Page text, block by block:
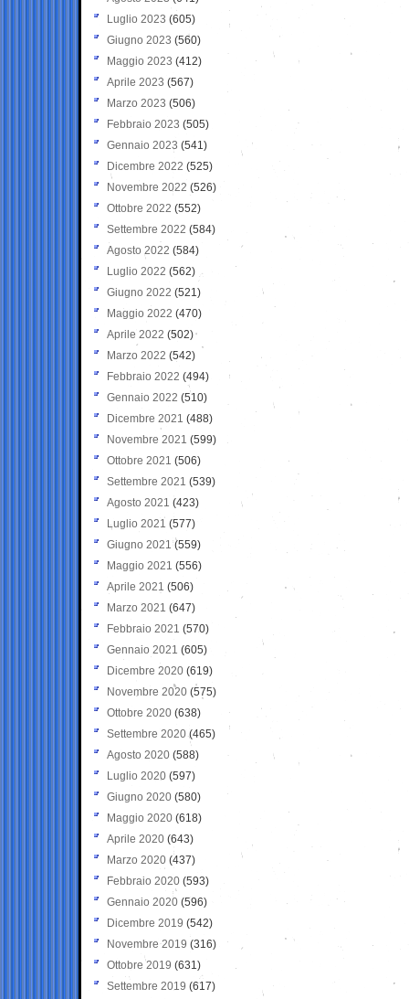
Luglio 2023 (605)
Giugno 2023 (560)
Maggio 2023 (412)
Aprile 2023 (567)
Marzo 2023 (506)
Febbraio 2023 (505)
Gennaio 2023 (541)
Dicembre 2022 (525)
Novembre 2022 (526)
Ottobre 2022 (552)
Settembre 2022 (584)
Agosto 2022 (584)
Luglio 2022 (562)
Giugno 2022 (521)
Maggio 2022 (470)
Aprile 2022 (502)
Marzo 2022 (542)
Febbraio 2022 (494)
Gennaio 2022 (510)
Dicembre 2021 (488)
Novembre 2021 (599)
Ottobre 2021 (506)
Settembre 2021 (539)
Agosto 2021 (423)
Luglio 2021 (577)
Giugno 2021(559)
Maggio 2021 (556)
Aprile 2021 (506)
Marzo 2021 (647)
Febbraio 2021 (570)
Gennaio 2021 (605)
Dicembre 2020 (619)
Novembre 2020 (575)
Ottobre 2020 (638)
Settembre 2020(465)
Agosto 2020 (588)
Luglio 2020 (597)
Giugno 2020 (580)
Maggio 2020 (618)
Aprile 2020 (643)
Marzo 2020 (437)
Febbraio 2020 (593)
Gennaio 2020 (596)
Dicembre 2019 (542)
Novembre 2019 (316)
Ottobre 2019 (631)
Settembre 2019 (617)